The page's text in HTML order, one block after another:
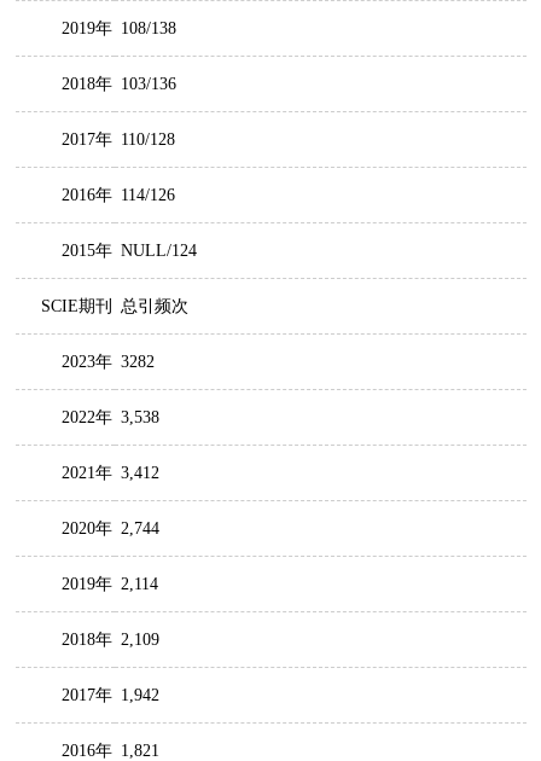
2019年 108/138
2018年 103/136
2017年 110/128
2016年 114/126
2015年 NULL/124
SCIE期刊 总引频次
2023年 3282
2022年 3,538
2021年 3,412
2020年 2,744
2019年 2,114
2018年 2,109
2017年 1,942
2016年 1,821